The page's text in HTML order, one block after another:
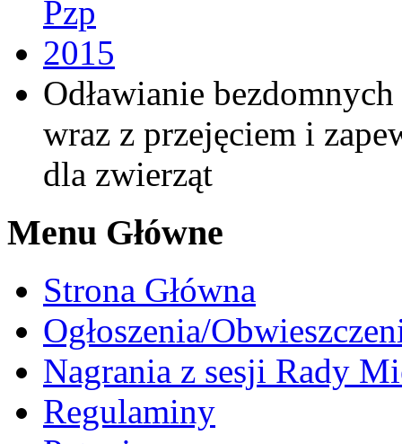
Pzp
2015
Odławianie
wraz z przejęciem i
dla zwierząt
Menu Główne
Strona Główna
Ogłoszenia/
Nagrania z sesji Rady
Regulaminy